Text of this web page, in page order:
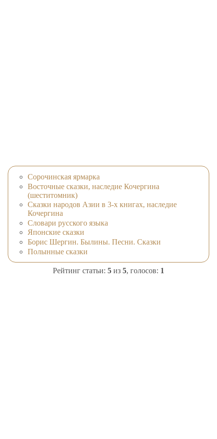
Сорочинская ярмарка
Восточные сказки, наследие Кочергина
(шеститомник)
Сказки народов Азии в 3-х книгах, наследие
Кочергина
Словари русского языка
Японские сказки
Борис Шергин. Былины. Песни. Сказки
Полынные сказки
Рейтинг статьи: 5 из 5, голосов: 1